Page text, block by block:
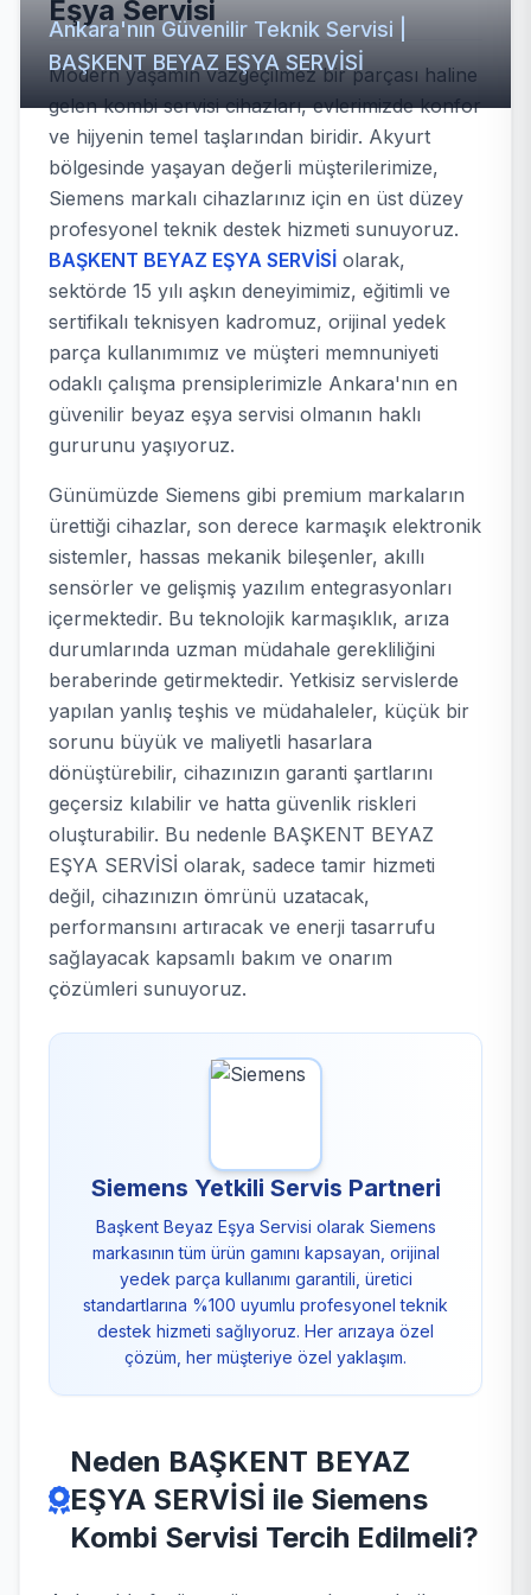
Ankara'nın Güvenilir Teknik Servisi |
BAŞKENT BEYAZ EŞYA SERVİSİ
Eşya Servisi
Modern yaşamın vazgeçilmez bir parçası haline
gelen kombi servisi cihazları, evlerimizde konfor
ve hijyenin temel taşlarından biridir. Akyurt
bölgesinde yaşayan değerli müşterilerimize,
Siemens markalı cihazlarınız için en üst düzey
profesyonel teknik destek hizmeti sunuyoruz.
BAŞKENT BEYAZ EŞYA SERVİSİ olarak,
sektörde 15 yılı aşkın deneyimimiz, eğitimli ve
sertifikalı teknisyen kadromuz, orijinal yedek
parça kullanımımız ve müşteri memnuniyeti
odaklı çalışma prensiplerimizle Ankara'nın en
güvenilir beyaz eşya servisi olmanın haklı
gururunu yaşıyoruz.
Günümüzde Siemens gibi premium markaların
ürettiği cihazlar, son derece karmaşık elektronik
sistemler, hassas mekanik bileşenler, akıllı
sensörler ve gelişmiş yazılım entegrasyonları
içermektedir. Bu teknolojik karmaşıklık, arıza
durumlarında uzman müdahale gerekliliğini
beraberinde getirmektedir. Yetkisiz servislerde
yapılan yanlış teşhis ve müdahaleler, küçük bir
sorunu büyük ve maliyetli hasarlara
dönüştürebilir, cihazınızın garanti şartlarını
geçersiz kılabilir ve hatta güvenlik riskleri
oluşturabilir. Bu nedenle BAŞKENT BEYAZ
EŞYA SERVİSİ olarak, sadece tamir hizmeti
değil, cihazınızın ömrünü uzatacak,
performansını artıracak ve enerji tasarrufu
sağlayacak kapsamlı bakım ve onarım
çözümleri sunuyoruz.
Siemens Yetkili Servis Partneri
Başkent Beyaz Eşya Servisi olarak Siemens
markasının tüm ürün gamını kapsayan, orijinal
yedek parça kullanımı garantili, üretici
standartlarına %100 uyumlu profesyonel teknik
destek hizmeti sağlıyoruz. Her arızaya özel
çözüm, her müşteriye özel yaklaşım.
Neden BAŞKENT BEYAZ
EŞYA SERVİSİ ile Siemens
Kombi Servisi Tercih Edilmeli?